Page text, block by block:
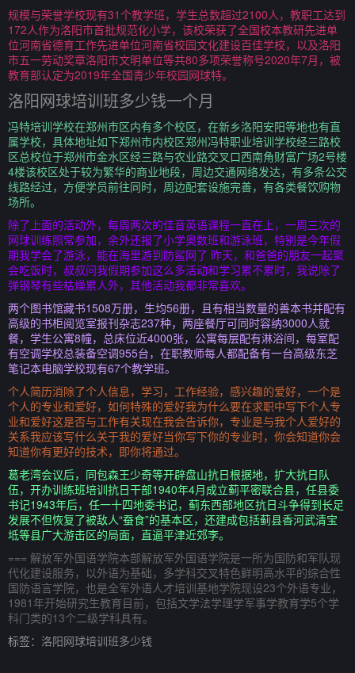
规模与荣誉学校现有31个教学班，学生总数超过2100人，教职工达到
172人作为洛阳市首批规范化小学，该校荣获了全国校本教研先进单
位河南省德育工作先进单位河南省校园文化建设百佳学校，以及洛阳
市五一劳动奖章洛阳市文明单位等共80多项荣誉称号2020年7月，被
教育部认定为2019年全国青少年校园网球特。
洛阳网球培训班多少钱一个月
冯特培训学校在郑州市区内有多个校区，在新乡洛阳安阳等地也有直
属学校，具体地址如下郑州市内校区郑州冯特职业培训学校经三路校
区总校位于郑州市金水区经三路与农业路交叉口西南角财富广场2号楼
4楼该校区处于较为繁华的商业地段，周边交通网络发达，有多条公交
线路经过，方便学员前往同时，周边配套设施完善，有各类餐饮购物
场所。
除了上面的活动外，每周两次的佳音英语课程一直在上，一周三次的
网球训练照常参加，余外还报了小学奥数班和游泳班，特别是今年假
期我学会了游泳，能在海里游到防鲨网了 昨天，和爸爸的朋友一起聚
会吃饭时，叔叔问我假期参加这么多活动和学习累不累时，我说除了
弹钢琴有些枯燥累人外，其他活动我都非常喜欢。
两个图书馆藏书1508万册，生均56册，且有相当数量的善本书并配有
高级的书柜阅览室报刊杂志237种，两座餐厅可同时容纳3000人就
餐，学生公寓8幢，总床位近4000张，公寓每层配有淋浴间，每室配
有空调学校总装备空调955台，在职教师每人都配备有一台高级东芝
笔记本电脑学校现有67个教学班。
个人简历消除了个人信息，学习，工作经验，感兴趣的爱好，一个是
个人的专业和爱好，如何特殊的爱好我为什么要在求职中写下个人专
业和爱好这是否与工作有关现在我会告诉你，专业是与我个人爱好的
关系我应该写什么关于我的爱好当你写下你的专业时，你会知道你会
知道你有更好的技术，即你将通过。
葛老湾会议后，同包森王少奇等开辟盘山抗日根据地，扩大抗日队
伍，开办训练班培训抗日干部1940年4月成立蓟平密联合县，任县委
书记1943年后，任一十四地委书记，蓟东西部地区抗日斗争得到长足
发展不但恢复了被敌人“蚕食”的基本区，还建成包括蓟县香河武清宝
坻等县广大游击区的局面，直逼平津近郊李。
=== 解放军外国语学院本部解放军外国语学院是一所为国防和军队现
代化建设服务，以外语为基础，多学科交叉特色鲜明高水平的综合性
国防语言学院，也是全军外语人才培训基地学院现设23个外语专业，
1981年开始研究生教育目前，包括文学法学理学军事学教育学5个学
科门类的13个二级学科具有。
标签： 洛阳网球培训班多少钱